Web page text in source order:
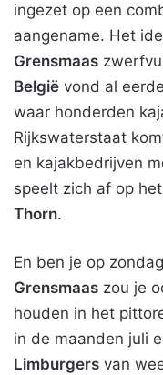
ingezet op een
aangename. Het
Grensmaas
België vond al
waar honderden
Rijkswaterstaat
en kajakbedrijven
speelt zich af op
Thorn.
En ben je op
Grensmaas zou je
houden in het
in de maanden juli
Limburgers van